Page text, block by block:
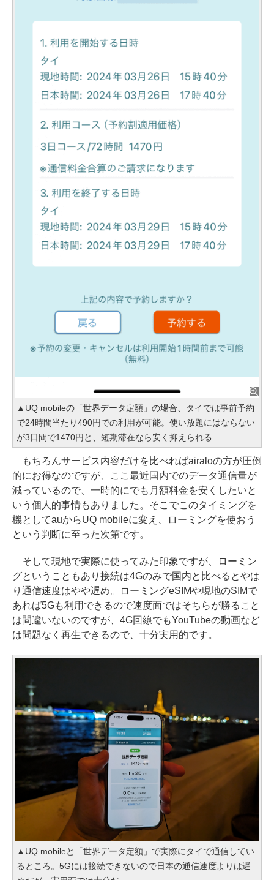
▲UQ mobileの「世界データ定額」の場合、タイでは事前予約
で24時間当たり490円での利用が可能。使い放題にはならない
が3日間で1470円と、短期滞在なら安く抑えられる
もちろんサービス内容だけを比べればairaloの方が圧倒
的にお得なのですが、ここ最近国内でのデータ通信量が
減っているので、一時的にでも月額料金を安くしたいと
いう個人的事情もありました。そこでこのタイミングを
機としてauからUQ mobileに変え、ローミングを使おう
という判断に至った次第です。
そして現地で実際に使ってみた印象ですが、ローミン
グということもあり接続は4Gのみで国内と比べるとやは
り通信速度はやや遅め。ローミングeSIMや現地のSIMで
あれば5Gも利用できるので速度面ではそちらが勝ること
は間違いないのですが、4G回線でもYouTubeの動画など
は問題なく再生できるので、十分実用的です。
▲UQ mobileと「世界データ定額」で実際にタイで通信してい
るところ。5Gには接続できないので日本の通信速度よりは遅